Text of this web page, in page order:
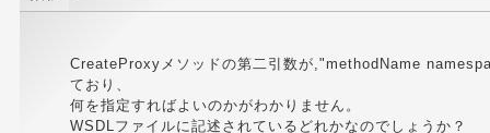
CreateProxyメソッドの第二引数が,"methodName
ており、
何を指定すればよいのかがわかりません。
WSDLファイルに記述されているどれかなのでしょうか？